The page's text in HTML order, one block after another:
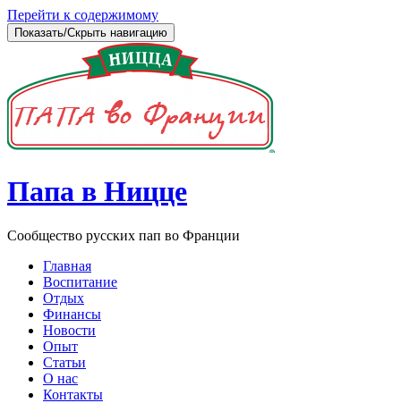
Перейти к содержимому
Показать/Скрыть навигацию
Папа в Ницце
Сообщество русских пап во Франции
Главная
Воспитание
Отдых
Финансы
Новости
Опыт
Статьи
О нас
Контакты